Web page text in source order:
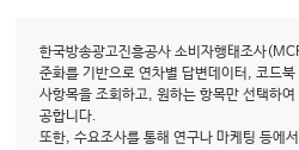
한국방송광고진흥공사 소비자행태조사
준화를 기반으로 연차별 답변데이터, 코드
사항목을 조회하고, 원하는 항목만 선택하여
공합니다.
또한, 수요조사를 통해 연구나 마케팅 등에